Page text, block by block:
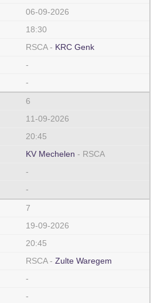
06-09-2026
18:30
RSCA - KRC Genk
-
-
6
11-09-2026
20:45
KV Mechelen - RSCA
-
-
7
19-09-2026
20:45
RSCA - Zulte Waregem
-
-